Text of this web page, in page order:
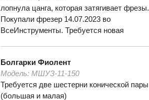
лопнула цанга, которая затягивает фрезы.
Покупали фрезер 14.07.2023 во
ВсеИнструменты. Требуется новая
Болгарки Фиолент
Модель: МШУЗ-11-150
Требуется две шестерни конической пары
(большая и малая)